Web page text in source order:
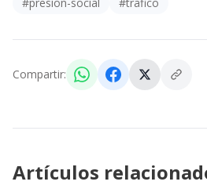
Compartir:
Artículos